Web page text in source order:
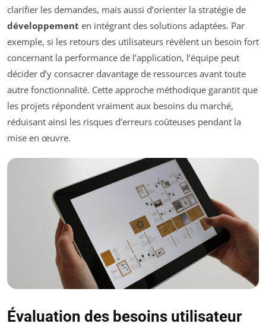
clarifier les demandes, mais aussi d’orienter la stratégie de
développement en intégrant des solutions adaptées. Par
exemple, si les retours des utilisateurs révèlent un besoin fort
concernant la performance de l’application, l’équipe peut
décider d’y consacrer davantage de ressources avant toute
autre fonctionnalité. Cette approche méthodique garantit que
les projets répondent vraiment aux besoins du marché,
réduisant ainsi les risques d’erreurs coûteuses pendant la
mise en œuvre.
Évaluation des besoins utilisateur